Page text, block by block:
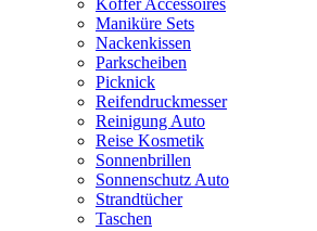
Koffer Accessoires
Maniküre Sets
Nackenkissen
Parkscheiben
Picknick
Reifendruckmesser
Reinigung Auto
Reise Kosmetik
Sonnenbrillen
Sonnenschutz Auto
Strandtücher
Taschen